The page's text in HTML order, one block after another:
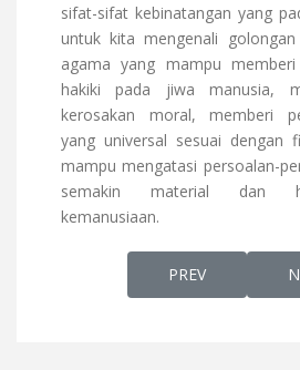
sifat-sifat kebinatangan yang
untuk kita mengenali
agama yang mampu
hakiki pada jiwa manusia,
kerosakan moral, memberi
yang universal sesuai dengan
mampu mengatasi persoalan-
semakin material dan
kemanusiaan.
PREVIOUS
PREV